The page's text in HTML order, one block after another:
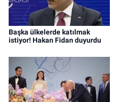
Başka ülkelerde katılmak
istiyor! Hakan Fidan duyurdu